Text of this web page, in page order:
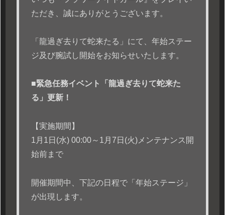
ただき、誠にありがとうございます。
「龍過ぎ去りて蛇来たる」にて、年始ステー
ジ及び腕試し開始をお知らせいたします。
■緊急任務イベント「龍過ぎ去りて蛇来た
る」更新！
【実施期間】
1月1日(水) 00:00～1月7日(火)メンテナンス開
始前まで
開催期間中、下記の日程で「年始ステージ」
が出現します。